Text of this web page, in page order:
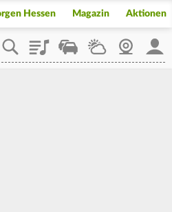
Hessen Magazin Aktionen
PlaylistStaupilotWetterWebcam